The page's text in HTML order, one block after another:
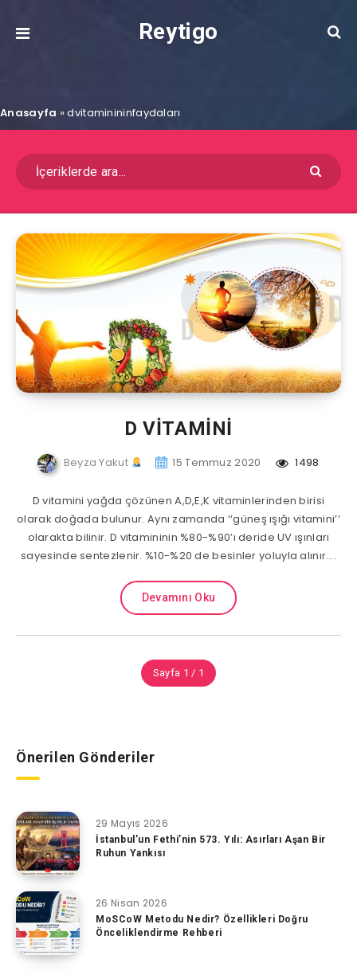
Reytigo
Anasayfa »dvitaminininfaydaları
D VİTAMİNİ
Beyza Yakut 15 Temmuz 2020 1498
D vitamini yağda çözünen A,D,E,K vitaminlerinden birisi
olarak doğada bulunur. Aynı zamanda ‘‘güneş ışığı vitamini’’
olarakta bilinir. D vitamininin %80-%90’ı deride UV ışınları
sayesinde sentezlenir. %10-%20 de besinler yoluyla alınır….
Devamını Oku
Sayfa 1 / 1
Önerilen Gönderiler
29 Mayıs 2026
İstanbul’un Fethi’nin 573. Yılı: Asırları Aşan Bir
Ruhun Yankısı
26 Nisan 2026
MoSCoW Metodu Nedir? Özellikleri Doğru
Önceliklendirme Rehberi